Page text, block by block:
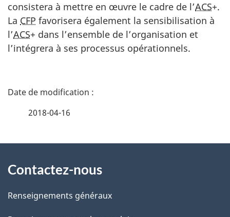
consistera à mettre en œuvre le cadre de l’ACS+.
La CFP favorisera également la sensibilisation à
l’ACS+ dans l’ensemble de l’organisation et
l’intégrera à ses processus opérationnels.
D
i
l
2018-04-16
propos
de
Contactez-nous
Renseignements généraux